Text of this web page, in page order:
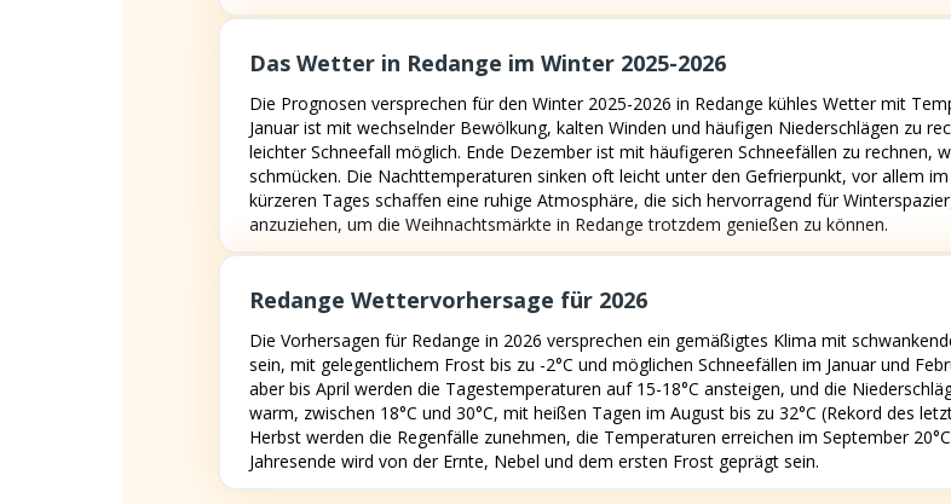
Das Wetter in Redange im Winter 2025-2026
Die Prognosen versprechen für den Winter 2025-2026 in Redange kühles Wetter mit
Januar ist mit wechselnder Bewölkung, kalten Winden und häufigen Niederschlägen zu
leichter Schneefall möglich. Ende Dezember ist mit häufigeren Schneefällen zu rechnen,
schmücken. Die Nachttemperaturen sinken oft leicht unter den Gefrierpunkt, vor allem
kürzeren Tages schaffen eine ruhige Atmosphäre, die sich hervorragend für
anzuziehen, um die Weihnachtsmärkte in Redange trotzdem genießen zu können.
Redange Wettervorhersage für 2026
Die Vorhersagen für Redange in 2026 versprechen ein gemäßigtes Klima mit
sein, mit gelegentlichem Frost bis zu -2°C und möglichen Schneefällen im Januar und
aber bis April werden die Tagestemperaturen auf 15-18°C ansteigen, und die
warm, zwischen 18°C und 30°C, mit heißen Tagen im August bis zu 32°C (Rekord des
Herbst werden die Regenfälle zunehmen, die Temperaturen erreichen im September
Jahresende wird von der Ernte, Nebel und dem ersten Frost geprägt sein.